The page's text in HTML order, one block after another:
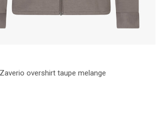
overshirt taupe melange